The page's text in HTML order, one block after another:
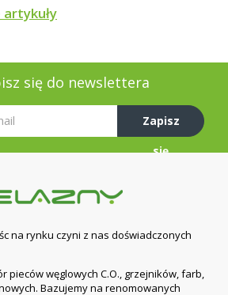
się do newslettera
Zapisz
się
na rynku czyni z nas doświadczonych
pieców węglowych C.O., grzejników, farb,
Bazujemy na renomowanych